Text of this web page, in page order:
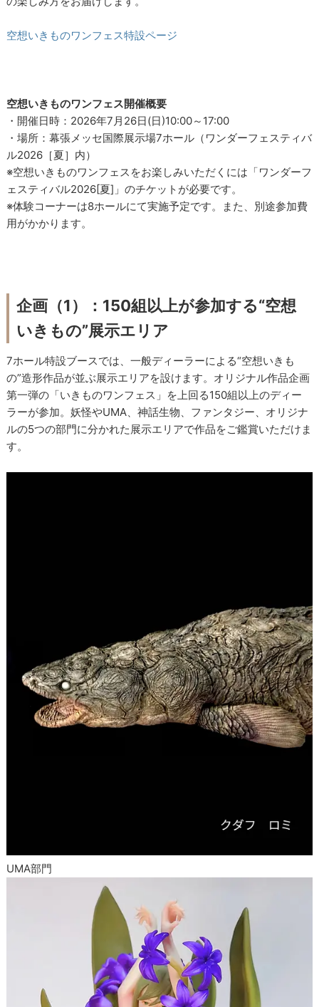
空想いきものワンフェス特設ページ
空想いきものワンフェス開催概要
・開催日時：2026年7月26日(日)10:00～17:00
・場所：幕張メッセ国際展示場7ホール（ワンダーフェスティバ
ル2026［夏］内）
※空想いきものワンフェスをお楽しみいただくには「ワンダーフ
ェスティバル2026[夏]」のチケットが必要です。
※体験コーナーは8ホールにて実施予定です。また、別途参加費
用がかかります。
企画（1）：150組以上が参加する“空想
いきもの”展示エリア
7ホール特設ブースでは、一般ディーラーによる“空想いきも
の”造形作品が並ぶ展示エリアを設けます。オリジナル作品企画
第一弾の「いきものワンフェス」を上回る150組以上のディー
ラーが参加。妖怪やUMA、神話生物、ファンタジー、オリジナ
ルの5つの部門に分かれた展示エリアで作品をご鑑賞いただけま
す。
UMA部門